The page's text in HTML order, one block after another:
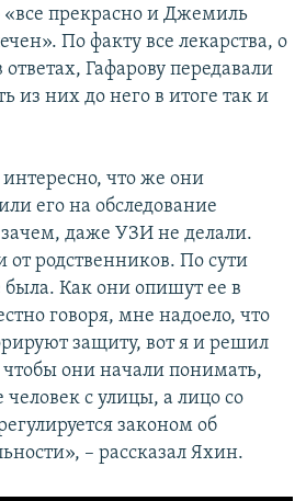
«все прекрасно и Джемиль
По факту все лекарства, о
Гафарову передавали
из них до него в итоге так и
что же они
его на обследование
зачем, даже УЗИ не делали.
от родственников. По сути
Как они опишут ее в
говоря, мне надоело, что
защиту, вот я и решил
они начали понимать,
человек с улицы, а лицо со
законом об
– рассказал Яхин.